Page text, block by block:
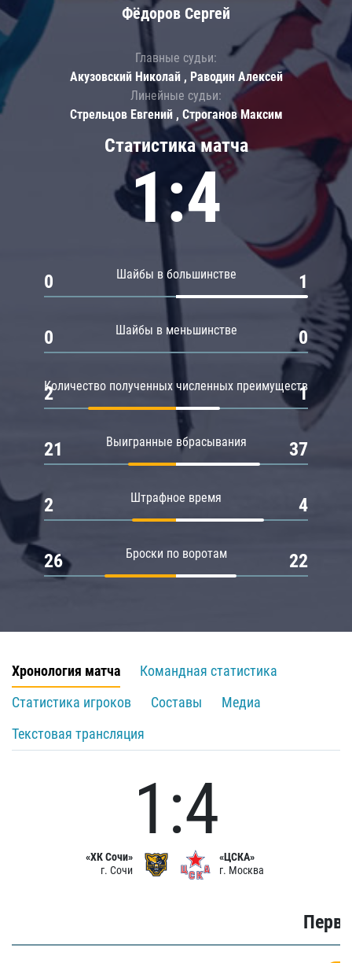
Статистика матча
1:4
Шайбы в большинстве
0 1
Шайбы в меньшинстве
0 0
Количество полученных численных преимуществ
2 1
Выигранные вбрасывания
21 37
Штрафное время
2 4
Броски по воротам
26 22
Фёдоров Сергей
Главные судьи:
Акузовский Николай , Раводин Алексей
Линейные судьи:
Стрельцов Евгений , Строганов Максим
Хронология матча
Командная статистика
Статистика игроков
Составы
Медиа
Текстовая трансляция
«ХК Сочи»
г. Сочи
1:4
«ЦСКА»
г. Москва